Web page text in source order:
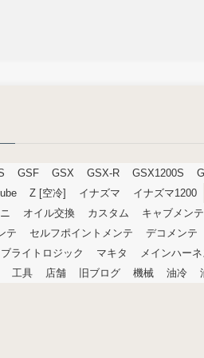
GSF GSX GSX-R GSX1200S
Z [空冷] イナズマ
イナズマ1200
オイル交換 カスタム
キャブメンテ
テ
セルフポイントメンテ デコメンテ
ブライトロジック
マキタ
メインハー
工具
店舗 旧ブログ 機械 油冷